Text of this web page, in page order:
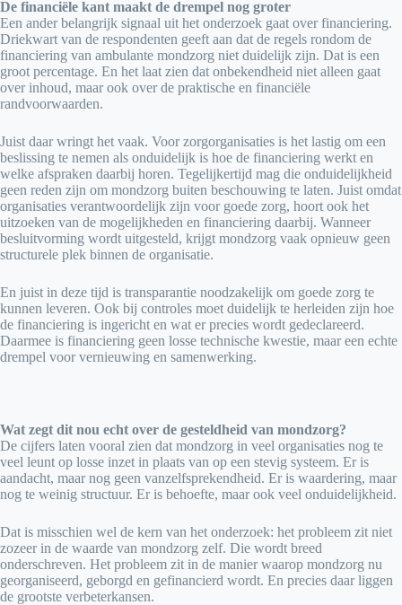
De financiële kant maakt de drempel nog groter
Een ander belangrijk signaal uit het onderzoek gaat over financiering.
Driekwart van de respondenten geeft aan dat de regels rondom de
financiering van ambulante mondzorg niet duidelijk zijn. Dat is een
groot percentage. En het laat zien dat onbekendheid niet alleen gaat
over inhoud, maar ook over de praktische en financiële
randvoorwaarden.
Juist daar wringt het vaak. Voor zorgorganisaties is het lastig om een
beslissing te nemen als onduidelijk is hoe de financiering werkt en
welke afspraken daarbij horen. Tegelijkertijd mag die onduidelijkheid
geen reden zijn om mondzorg buiten beschouwing te laten. Juist omdat
organisaties verantwoordelijk zijn voor goede zorg, hoort ook het
uitzoeken van de mogelijkheden en financiering daarbij. Wanneer
besluitvorming wordt uitgesteld, krijgt mondzorg vaak opnieuw geen
structurele plek binnen de organisatie.
En juist in deze tijd is transparantie noodzakelijk om goede zorg te
kunnen leveren. Ook bij controles moet duidelijk te herleiden zijn hoe
de financiering is ingericht en wat er precies wordt gedeclareerd.
Daarmee is financiering geen losse technische kwestie, maar een echte
drempel voor vernieuwing en samenwerking.
Wat zegt dit nou echt over de gesteldheid van mondzorg?
De cijfers laten vooral zien dat mondzorg in veel organisaties nog te
veel leunt op losse inzet in plaats van op een stevig systeem. Er is
aandacht, maar nog geen vanzelfsprekendheid. Er is waardering, maar
nog te weinig structuur. Er is behoefte, maar ook veel onduidelijkheid.
Dat is misschien wel de kern van het onderzoek: het probleem zit niet
zozeer in de waarde van mondzorg zelf. Die wordt breed
onderschreven. Het probleem zit in de manier waarop mondzorg nu
georganiseerd, geborgd en gefinancierd wordt. En precies daar liggen
de grootste verbeterkansen.